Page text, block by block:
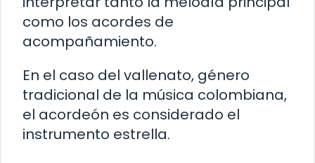
como los acordes de
acompañamiento.
En el caso del vallenato, género
tradicional de la música colombiana,
el acordeón es considerado el
instrumento estrella.